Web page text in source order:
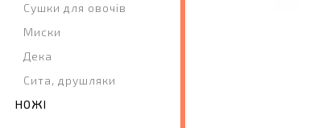
Сушки для овочів
Миски
Дека
Сита, друшляки
НОЖІ